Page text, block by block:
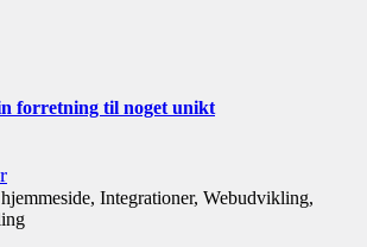
forretning til noget unikt
Integrationer, Webudvikling,